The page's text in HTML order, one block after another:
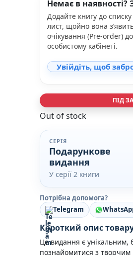
Жахи та
Бізнес
Історія Наука
Батьківство
Книги про
Біографічні
Духовна
Кулінарія
Ігри для
Зарубіжні
Книги для дітей
Картонні
Віммельбухи
Казки Вірші
Книги з
Вчимося
Прописи для
Багаторазові
Книги для
Самостійне
Немає в
Додайте книгу до
лист, щойно вона
очікування (Pre-order)
особистому кабінеті.
Увійдіть, щоб
ПІД
Out of stock
СЕРІЯ
Подарункове
видання
У серії 2 книги
Потрібна допомога?
Telegram
Короткий опис
Це видання є унікальним,
познайомитися з творчим